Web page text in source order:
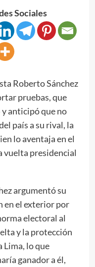
Sociales
Roberto Sánchez
pruebas, que
anticipó que no
país a su rival, la
lo aventaja en el
vuelta presidencial
argumentó su
en el exterior por
electoral al
y la protección
Lima, lo que
ganador a él,